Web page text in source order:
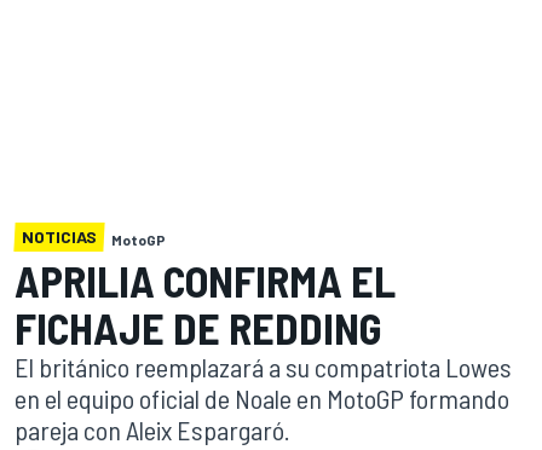
NOTICIAS MotoGP
APRILIA CONFIRMA EL
FICHAJE DE REDDING
El británico reemplazará a su compatriota Lowes
en el equipo oficial de Noale en MotoGP formando
pareja con Aleix Espargaró.